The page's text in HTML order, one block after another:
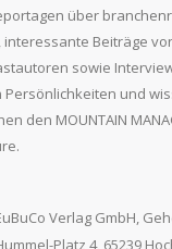
über
interessante Beiträge
sowie
Persönlichkeiten und
den MOUNTAIN
Verlag GmbH,
Platz 4, 65239